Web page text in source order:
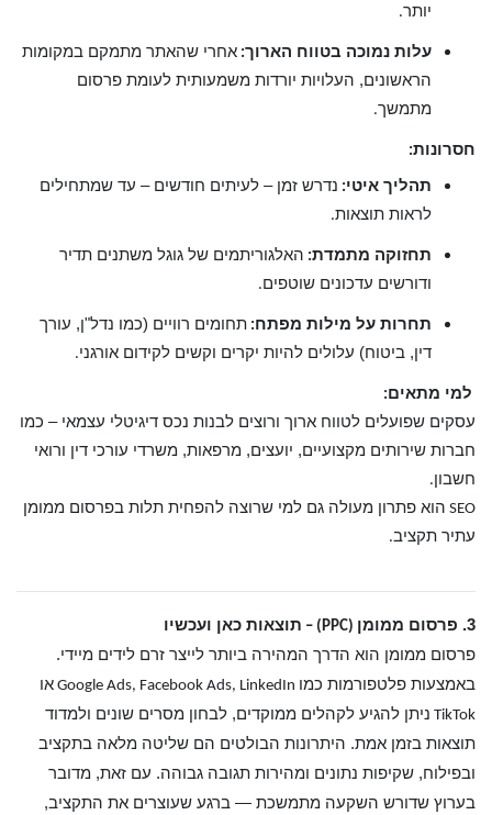
יותר.
עלות נמוכה בטווח הארוך: אחרי שהאתר מתמקם במקומות
הראשונים, העלויות יורדות משמעותית לעומת פרסום
מתמשך.
חסרונות:
תהליך איטי: נדרש זמן – לעיתים חודשים – עד שמתחילים
לראות תוצאות.
תחזוקה מתמדת: האלגוריתמים של גוגל משתנים תדיר
ודורשים עדכונים שוטפים.
תחרות על מילות מפתח: תחומים רוויים (כמו נדל"ן, עורך
דין, ביטוח) עלולים להיות יקרים וקשים לקידום אורגני.
למי מתאים:
עסקים שפועלים לטווח ארוך ורוצים לבנות נכס דיגיטלי עצמאי – כמו
חברות שירותים מקצועיים, יועצים, מרפאות, משרדי עורכי דין ורואי
חשבון.
SEO הוא פתרון מעולה גם למי שרוצה להפחית תלות בפרסום ממומן
עתיר תקציב.
3. פרסום ממומן (PPC) –
תוצאות כאן ועכשיו
פרסום ממומן הוא הדרך המהירה ביותר לייצר זרם לידים מיידי.
באמצעות פלטפורמות כמו
או
TikTok ניתן להגיע לקהלים ממוקדים, לבחון מסרים שונים ולמדוד
תוצאות בזמן אמת. היתרונות הבולטים הם שליטה מלאה בתקציב
ובפילוח, שקיפות נתונים ומהירות תגובה גבוהה. עם זאת, מדובר
בערוץ שדורש השקעה מתמשכת — ברגע שעוצרים את התקציב,